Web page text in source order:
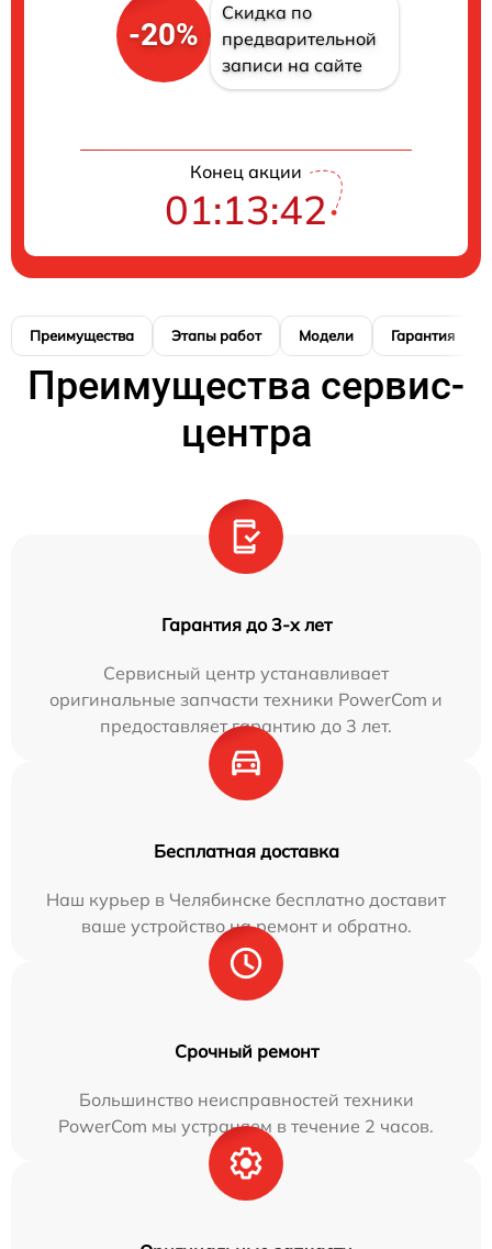
-20%
Скидка по
предварительной
записи на сайте
Конец акции
01:13:41
Преимущества Этапы работ Модели Гарантия
Преимущества сервис-
центра
Гарантия до 3-х лет
Сервисный центр устанавливает
оригинальные запчасти техники PowerCom и
предоставляет гарантию до 3 лет.
Бесплатная доставка
Наш курьер в Челябинске бесплатно доставит
ваше устройство на ремонт и обратно.
Срочный ремонт
Большинство неисправностей техники
PowerCom мы устраняем в течение 2 часов.